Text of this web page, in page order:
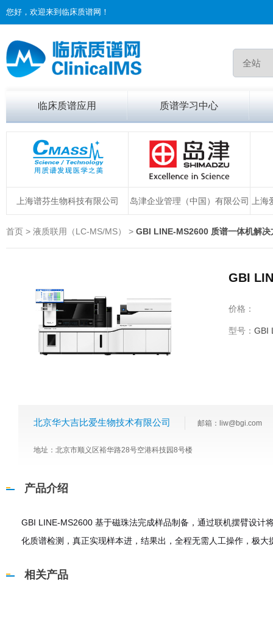
您好，欢迎来到临床质谱网！
临床质谱应用 质谱学习中心
上海谱芬生物科技有限公司 岛津企业管理（中国）有限公司 上
首页 > 液质联用（LC-MS/MS） > GBI LINE-MS2600 质谱一体机解决
GBI
价格：
型号： GBI
北京华大吉比爱生物技术有限公司 邮箱：liw@bgi.com
地址：北京市顺义区裕华路28号空港科技园8号楼
产品介绍
GBI LINE-MS2600 基于磁珠法完成样品制备，通过联机摆臂设计
化质谱检测，真正实现样本进，结果出，全程无需人工操作，极
相关产品